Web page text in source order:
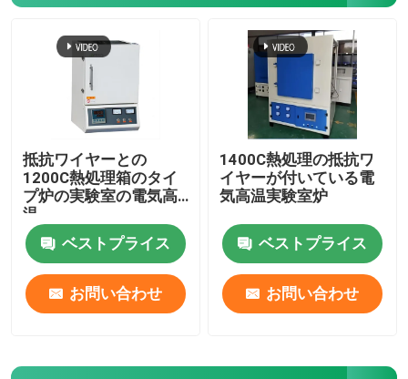
抵抗ワイヤーとの
1200C熱処理箱のタイ
プ炉の実験室の電気高
温
ベストプライス
お問い合わせ
1400C熱処理の抵抗ワ
イヤーが付いている電
気高温実験室炉
ベストプライス
お問い合わせ